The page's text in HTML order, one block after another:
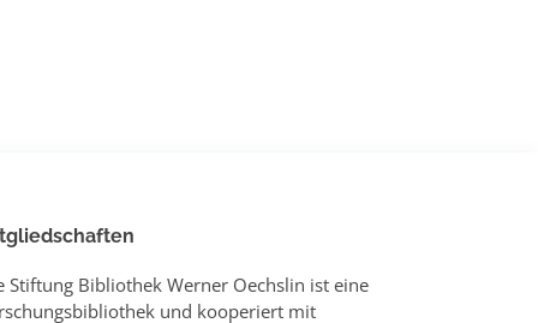
Stiftung Bibliothek Werner Oechslin ist eine
und kooperiert mit